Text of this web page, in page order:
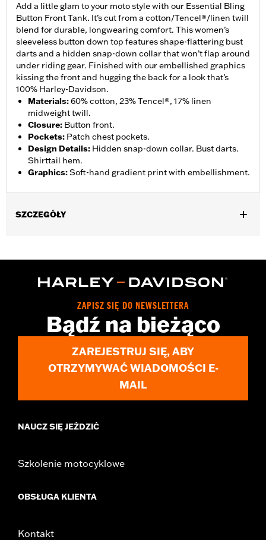
Add a little glam to your moto style with our Essential Bling
Button Front Tank. It’s cut from a cotton/Tencel®/linen twill
blend for durable, longwearing comfort. This women’s
sleeveless button down top features shape-flattering bust
darts and a hidden snap-down collar that won’t flap around
under riding gear. Finished with our embellished graphics
kissing the front and hugging the back for a look that’s
100% Harley-Davidson.
Materials:60% cotton, 23% Tencel®, 17% linen
midweight twill.
Closure: Button front.
Pockets: Patch chest pockets.
Design Details: Hidden snap-down collar. Bust darts.
Shirttail hem.
Graphics:Soft-hand gradient print with embellishment.
SZCZEGÓŁY
Functional Features:Button Front
d.com/warrantyfor full details
ZAPISZ SIĘ DO NEWSLETTERA
Bądź na bieżąco
ZAREJESTRUJ SIĘ, ABY
OTRZYMYWAĆ WIADOMOŚCI E-
MAIL
NAUCZ SIĘ JEŹDZIĆ
Szkolenie motocyklowe
OBSŁUGA KLIENTA
Kontakt